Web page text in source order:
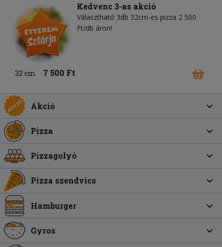
Kedvenc 3-as akció
Választható 3db 32cm-es pizza 2 500
Ft/db áron!
32 cm 7 500 Ft
Akció
Pizza
Pizzagolyó
Pizza szendvics
Hamburger
Gyros